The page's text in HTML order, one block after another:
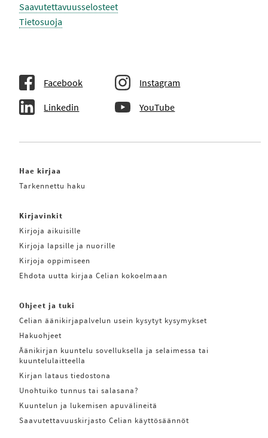
Saavutettavuusselosteet
Tietosuoja
Facebook Instagram
Linkedin YouTube
Hae kirjaa
Tarkennettu haku
Kirjavinkit
Kirjoja aikuisille
Kirjoja lapsille ja nuorille
Kirjoja oppimiseen
Ehdota uutta kirjaa Celian kokoelmaan
Ohjeet ja tuki
Celian äänikirjapalvelun usein kysytyt kysymykset
Hakuohjeet
Äänikirjan kuuntelu sovelluksella ja selaimessa tai
kuuntelulaitteella
Kirjan lataus tiedostona
Unohtuiko tunnus tai salasana?
Kuuntelun ja lukemisen apuvälineitä
Saavutettavuuskirjasto Celian käyttösäännöt